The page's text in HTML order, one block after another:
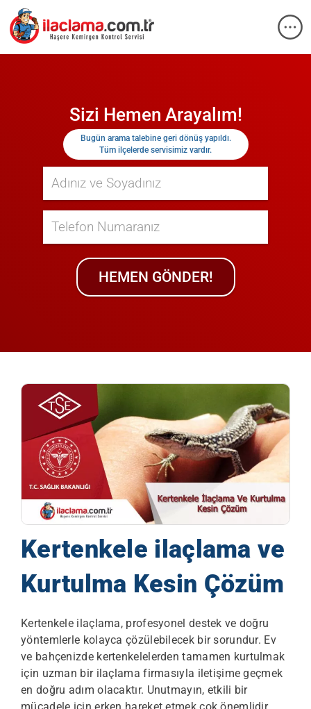
Sizi Hemen Arayalım!
Bugün arama talebine geri dönüş yapıldı.
Tüm ilçelerde servisimiz vardır.
HEMEN GÖNDER!
Kertenkele ilaçlama ve
Kurtulma Kesin Çözüm
Kertenkele ilaçlama, profesyonel destek ve doğru
yöntemlerle kolayca çözülebilecek bir sorundur. Ev
ve bahçenizde kertenkelelerden tamamen kurtulmak
için uzman bir ilaçlama firmasıyla iletişime geçmek
en doğru adım olacaktır. Unutmayın, etkili bir